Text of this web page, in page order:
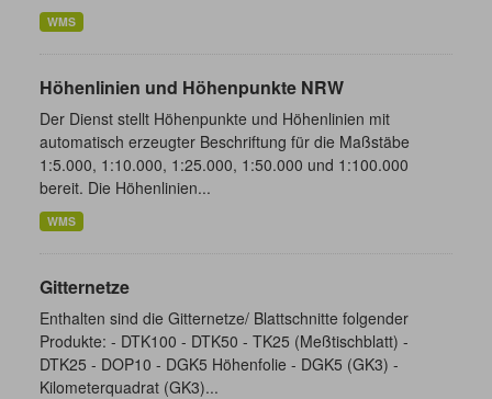
WMS
Höhenlinien und Höhenpunkte NRW
Der Dienst stellt Höhenpunkte und Höhenlinien mit
automatisch erzeugter Beschriftung für die Maßstäbe
1:5.000, 1:10.000, 1:25.000, 1:50.000 und 1:100.000
bereit. Die Höhenlinien...
WMS
Gitternetze
Enthalten sind die Gitternetze/ Blattschnitte folgender
Produkte: - DTK100 - DTK50 - TK25 (Meßtischblatt) -
DTK25 - DOP10 - DGK5 Höhenfolie - DGK5 (GK3) -
Kilometerquadrat (GK3)...